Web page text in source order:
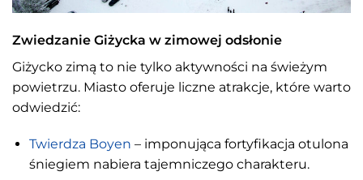
Zwiedzanie Giżycka w zimowej odsłonie
Giżycko zimą to nie tylko aktywności na świeżym
powietrzu. Miasto oferuje liczne atrakcje, które warto
odwiedzić:
Twierdza Boyen – imponująca fortyfikacja otulona
śniegiem nabiera tajemniczego charakteru.